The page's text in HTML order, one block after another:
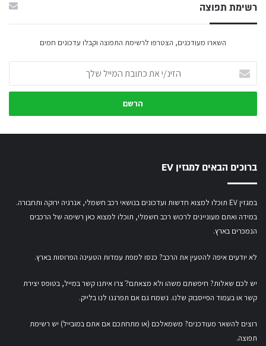
רשימת תפוצה
השארו מעודכנים, הצטרפו לרשימת התפוצה וקבלו עדכונים חמים
את
כתובת
שלך
ברוכים הבאים למגזין EV
במגזין EV תוכלו למצוא חדשות ועדכונים בנושאי רכב חשמלי, אנרגיה ירוקה ותחבורה.
במידה ואתם מעוניינים לרכוש רכב חשמלי, תוכלו למצוא כאן רשימה של הרכבים
הנמכרים בארץ.
לא יודעים איפה להטעין את הרכב? כנסו למפת עמדות הטעינה הפרוסות בארץ.
יש לכם שאלות? חיפשתם משהו ולא מצאתם?ֿ צרו איתנו קשר במייל, בטופס יצירת
קשראובעמוד הפייסבוק שלנו. נשמח גם אם תפרגנו לנו בלייק.
רוצים להשאר מעודכנים? משמאלכם (או מתחתכם אם אתם במובייל) יש רשימת
תפוצה.